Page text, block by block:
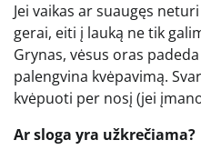
Jei vaikas ar suaugęs
gerai, eiti į lauką ne tik
Grynas, vėsus oras
palengvina kvėpavimą.
kvėpuoti per nosį (jei
Ar sloga yra užkrečiama?